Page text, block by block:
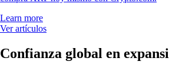
Learn more
Ver artículos
Confianza global en